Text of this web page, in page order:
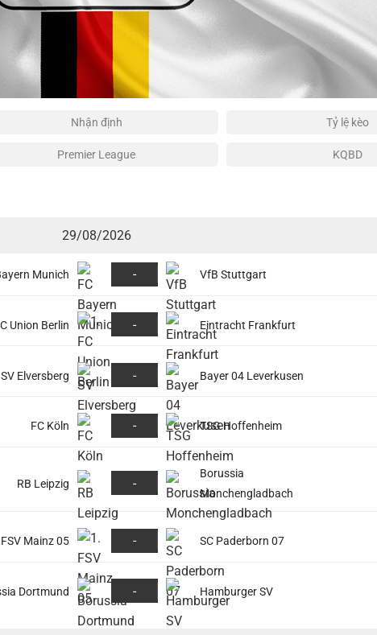
Nhận định Tỷ lệ kèo
Premier League KQBD
29/08/2026
Munich - VfB Stuttgart
Union Berlin - Eintracht Frankfurt
SV Elversberg - Bayer 04 Leverkusen
FC Köln - TSG Hoffenheim
RB Leipzig -
Borussia
Monchengladbach
Mainz 05 - SC Paderborn 07
Dortmund - Hamburger SV